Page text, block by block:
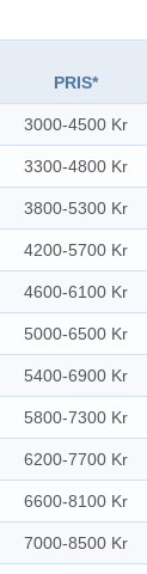
PRIS*
3000-4500 Kr
3300-4800 Kr
3800-5300 Kr
4200-5700 Kr
4600-6100 Kr
5000-6500 Kr
5400-6900 Kr
5800-7300 Kr
6200-7700 Kr
6600-8100 Kr
7000-8500 Kr